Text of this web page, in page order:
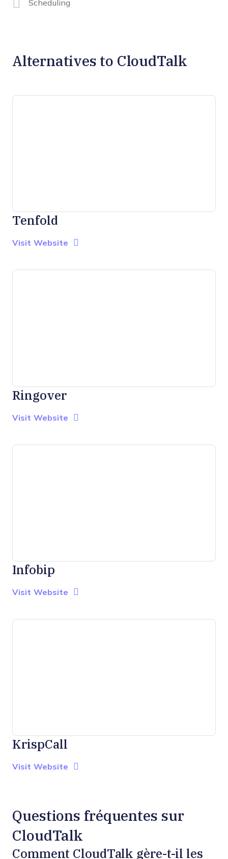
Scheduling
Alternatives to CloudTalk
Tenfold
Visit Website Opens New Window
Ringover
Visit Website Opens New Window
Infobip
Visit Website Opens New Window
KrispCall
Visit Website Opens New Window
Questions fréquentes sur
CloudTalk
Comment CloudTalk gère-t-il les